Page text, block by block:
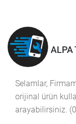
ALPA
Selamlar,
orijinal ürün
arayabilirsiniz.